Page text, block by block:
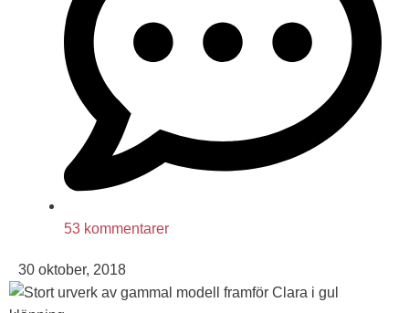
53 kommentarer
30 oktober, 2018